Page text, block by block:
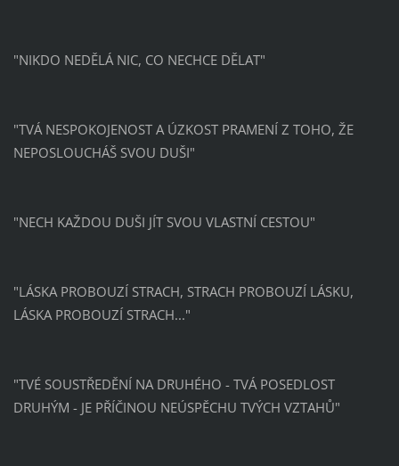
"NIKDO NEDĚLÁ NIC, CO NECHCE DĚLAT"
"TVÁ NESPOKOJENOST A ÚZKOST PRAMENÍ Z TOHO, ŽE
NEPOSLOUCHÁŠ SVOU DUŠI"
"NECH KAŽDOU DUŠI JÍT SVOU VLASTNÍ CESTOU"
"LÁSKA PROBOUZÍ STRACH, STRACH PROBOUZÍ LÁSKU,
LÁSKA PROBOUZÍ STRACH..."
"TVÉ SOUSTŘEDĚNÍ NA DRUHÉHO - TVÁ POSEDLOST
DRUHÝM - JE PŘÍČINOU NEÚSPĚCHU TVÝCH VZTAHŮ"